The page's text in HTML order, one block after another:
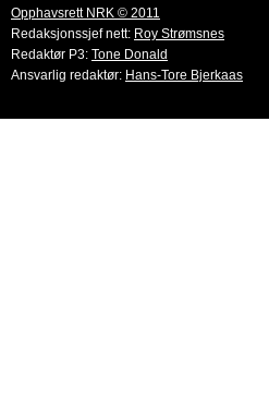
Opphavsrett NRK © 2011
Redaksjonssjef nett: Roy Strømsnes
Redaktør P3: Tone Donald
Ansvarlig redaktør: Hans-Tore Bjerkaas